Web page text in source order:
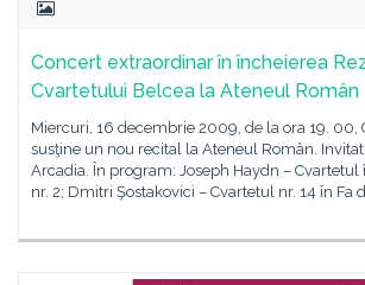
Concert extraordinar în încheierea
Cvartetului Belcea la Ateneul Român
Miercuri, 16 decembrie 2009, de la ora 19. 00,
susţine un nou recital la Ateneul Român.
Arcadia. În program: Joseph Haydn – Cvartetul
nr. 2; Dmitri Şostakovici – Cvartetul nr. 14 în Fa